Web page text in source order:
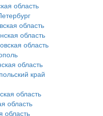
область
область
область
область
область
край
область
область
область